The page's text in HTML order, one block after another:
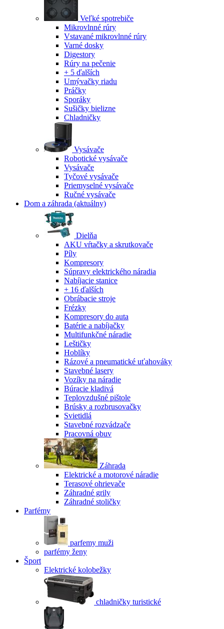
Veľké spotrebiče
Mikrovlnné rúry
Vstavané mikrovlnné rúry
Varné dosky
Digestory
Rúry na pečenie
+ 5 ďalších
Umývačky riadu
Práčky
Sporáky
Sušičky bielizne
Chladničky
Vysávače
Robotické vysávače
Vysávače
Tyčové vysávače
Priemyselné vysávače
Ručné vysávače
Dom a záhrada (aktuálny)
Dielňa
AKU vŕtačky a skrutkovače
Píly
Kompresory
Súpravy elektrického náradia
Nabíjacie stanice
+ 16 ďalších
Obrábacie stroje
Frézky
Kompresory do auta
Batérie a nabíjačky
Multifunkčné náradie
Leštičky
Hoblíky
Rázové a pneumatické uťahováky
Stavebné lasery
Vozíky na náradie
Búracie kladivá
Teplovzdušné pištole
Brúsky a rozbrusovačky
Svietidlá
Stavebné rozvádzače
Pracovná obuv
Záhrada
Elektrické a motorové náradie
Terasové ohrievače
Záhradné grily
Záhradné stoličky
Parfémy
parfemy muži
parfémy ženy
Šport
Elektrické kolobežky
chladničky turistické